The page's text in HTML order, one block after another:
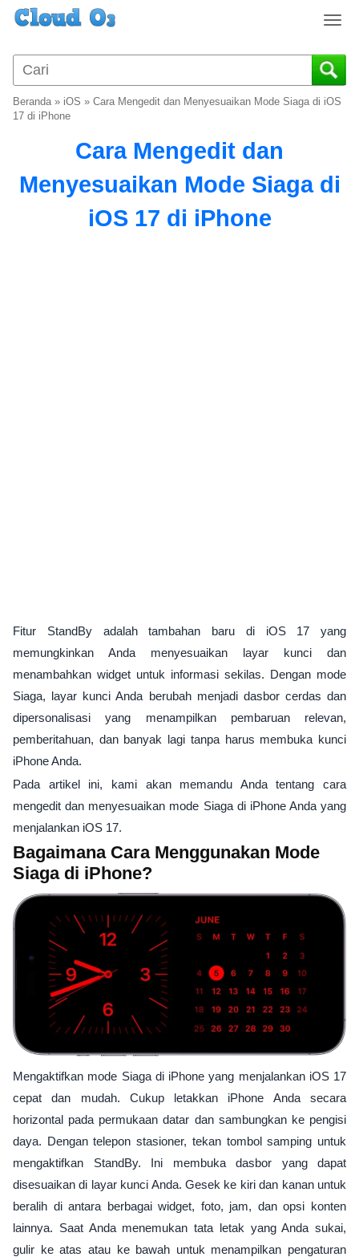
T
g
g
Beranda» iOS » Cara Mengedit dan Menyesuaikan Mode Siaga di iOS
17 di iPhone
Cara Mengedit dan
Menyesuaikan Mode Siaga di
iOS 17 di iPhone
Fitur StandBy adalah tambahan baru di iOS 17 yang
memungkinkan Anda menyesuaikan layar kunci dan
menambahkan widget untuk informasi sekilas. Dengan mode
Siaga, layar kunci Anda berubah menjadi dasbor cerdas dan
dipersonalisasi yang menampilkan pembaruan relevan,
pemberitahuan, dan banyak lagi tanpa harus membuka kunci
iPhone Anda.
Pada artikel ini, kami akan memandu Anda tentang cara
mengedit dan menyesuaikan mode Siaga di iPhone Anda yang
menjalankan iOS 17.
Bagaimana Cara Menggunakan Mode
Siaga di iPhone?
Mengaktifkan mode Siaga di iPhone yang menjalankan iOS 17
cepat dan mudah. Cukup letakkan iPhone Anda secara
horizontal pada permukaan datar dan sambungkan ke pengisi
daya. Dengan telepon stasioner, tekan tombol samping untuk
mengaktifkan StandBy. Ini membuka dasbor yang dapat
disesuaikan di layar kunci Anda. Gesek ke kiri dan kanan untuk
beralih di antara berbagai widget, foto, jam, dan opsi konten
lainnya. Saat Anda menemukan tata letak yang Anda sukai,
gulir ke atas atau ke bawah untuk menampilkan pengaturan